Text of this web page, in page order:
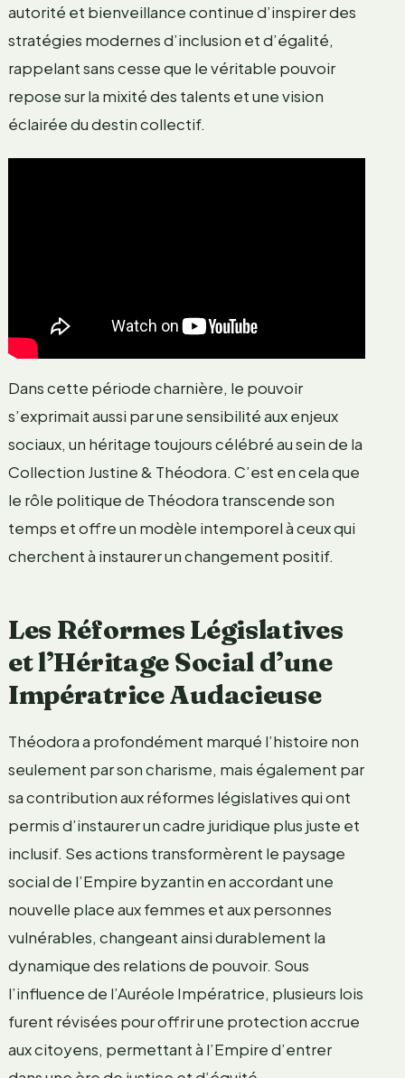
autorité et bienveillance continue d’inspirer des
stratégies modernes d’inclusion et d’égalité,
rappelant sans cesse que le véritable pouvoir
repose sur la mixité des talents et une vision
éclairée du destin collectif.
Dans cette période charnière, le pouvoir
s’exprimait aussi par une sensibilité aux enjeux
sociaux, un héritage toujours célébré au sein de la
Collection Justine & Théodora. C’est en cela que
le rôle politique de Théodora transcende son
temps et offre un modèle intemporel à ceux qui
cherchent à instaurer un changement positif.
Les Réformes Législatives
et l’Héritage Social d’une
Impératrice Audacieuse
Théodora a profondément marqué l’histoire non
seulement par son charisme, mais également par
sa contribution aux réformes législatives qui ont
permis d’instaurer un cadre juridique plus juste et
inclusif. Ses actions transformèrent le paysage
social de l’Empire byzantin en accordant une
nouvelle place aux femmes et aux personnes
vulnérables, changeant ainsi durablement la
dynamique des relations de pouvoir. Sous
l’influence de l’Auréole Impératrice, plusieurs lois
furent révisées pour offrir une protection accrue
aux citoyens, permettant à l’Empire d’entrer